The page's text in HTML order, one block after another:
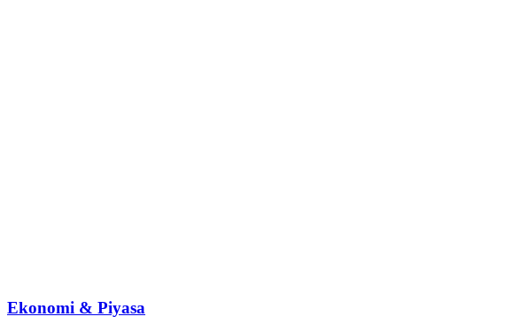
Ekonomi & Piyasa